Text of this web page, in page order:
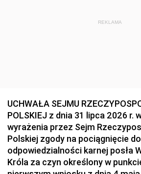
REKLAMA
UCHWAŁA SEJMU
POLSKIEJ z dnia 31 lipca 2026 r.
wyrażenia przez Sejm
Polskiej zgody na pociągnięcie do
odpowiedzialności karnej posła
Króla za czyn określony w